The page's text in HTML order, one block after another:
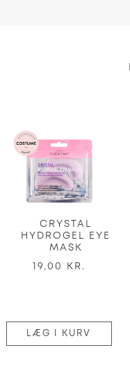
CRYSTAL
HYDROGEL EYE
MASK
19,00 KR.
LÆG I KURV